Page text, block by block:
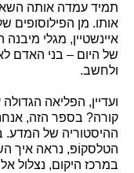
תמיד עמדה אותה
אותו. מן הפילוסופים של
איינשטיין, מגלי
של היום – בני האדם
ולחשב.
ועדיין, הפליאה
קורה? בספר הזה,
ההיסטוריה של המדע.
הטלסקוֹפּ, נראה איך
במרכז היקום, נצלול